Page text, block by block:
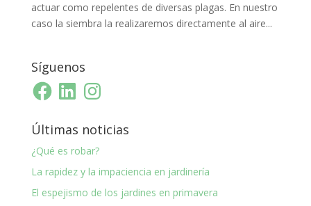
actuar como repelentes de diversas plagas. En nuestro
caso la siembra la realizaremos directamente al aire...
Síguenos
FacebookLinkedInInstagram
Últimas noticias
¿Qué es robar?
La rapidez y la impaciencia en jardinería
El espejismo de los jardines en primavera